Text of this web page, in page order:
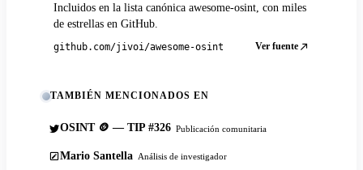
Incluidos en la lista canónica awesome-osint, con miles
de estrellas en GitHub.
github.com/jivoi/awesome-osint Ver fuente
TAMBIÉN MENCIONADOS EN
OSINT 🪙 — TIP #326 Publicación comunitaria
Mario Santella Análisis de investigador